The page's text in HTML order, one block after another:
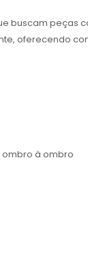
buscam
oferecendo
à ombro